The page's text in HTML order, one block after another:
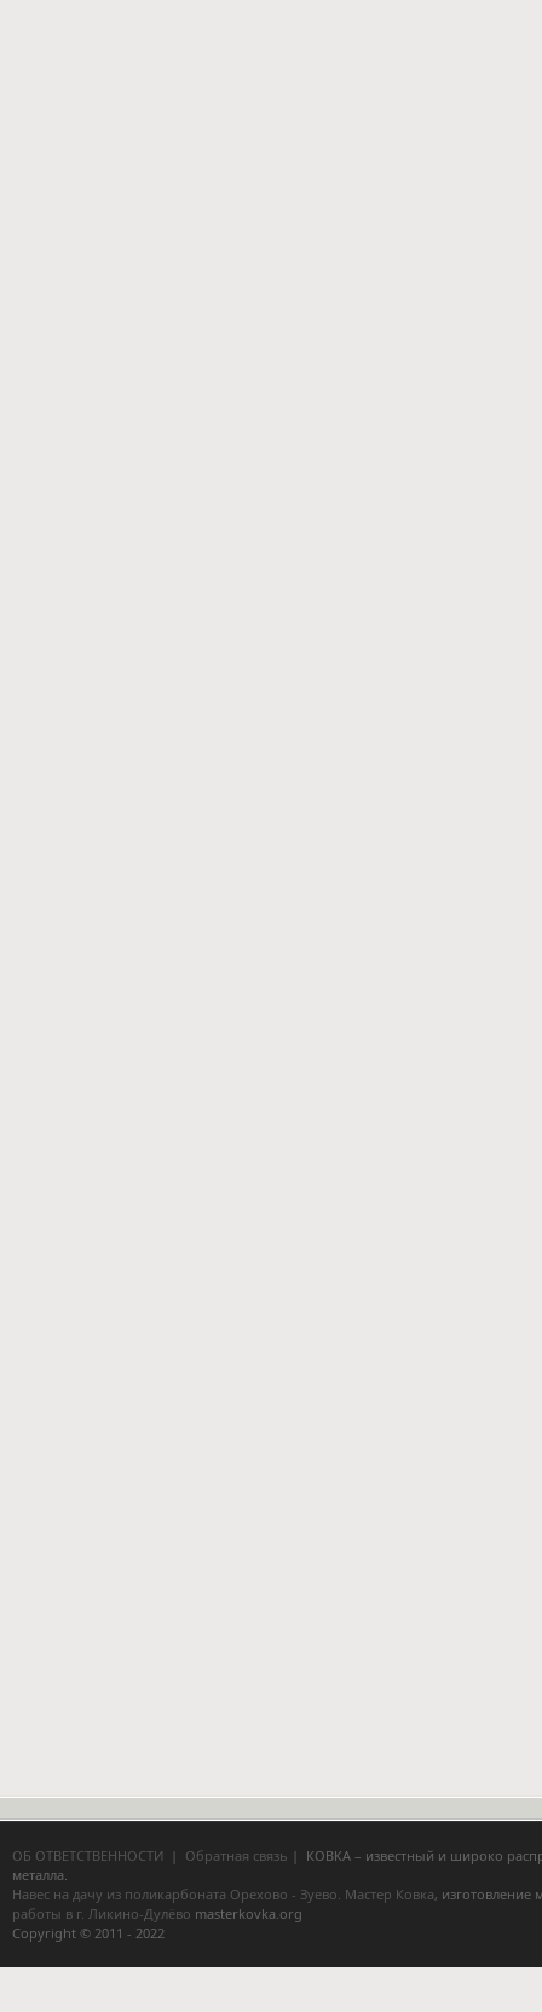
ОБ ОТВЕТСТВЕННОСТИ | Обратная связь | КОВКА – известный и широко
металла.
Навес на дачу из поликарбоната Орехово - Зуево. Мастер Ковка, изготовление
работы в г. Ликино-Дулёво masterkovka.org
Copyright © 2011 - 2022